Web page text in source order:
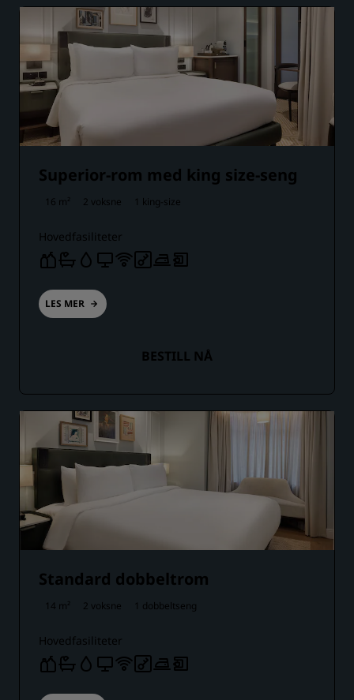
Superior-rom med king size-seng
16 m² 2 voksne 1 king-size
Hovedfasiliteter
LES MER
BESTILL NÅ
Standard dobbeltrom
14 m² 2 voksne 1 dobbeltseng
Hovedfasiliteter